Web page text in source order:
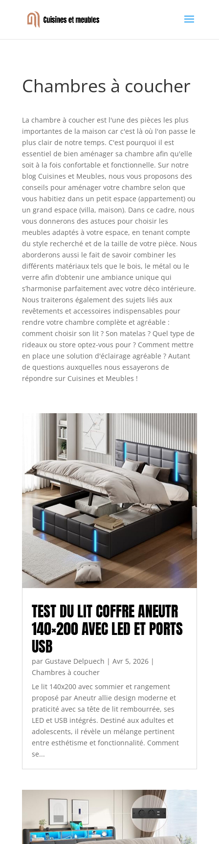
Chambres à coucher
La chambre à coucher est l'une des pièces les plus
importantes de la maison car c'est là où l'on passe le
plus clair de notre temps. C'est pourquoi il est
essentiel de bien aménager sa chambre afin qu'elle
soit à la fois confortable et fonctionnelle. Sur notre
blog Cuisines et Meubles, nous vous proposons des
conseils pour aménager votre chambre selon que
vous habitiez dans un petit espace (appartement) ou
un grand espace (villa, maison). Dans ce cadre, nous
vous donnerons des astuces pour choisir les
meubles adaptés à votre espace, en tenant compte
du style recherché et de la taille de votre pièce. Nous
aborderons aussi le fait de savoir combiner les
différents matériaux tels que le bois, le métal ou le
verre afin d’obtenir une ambiance unique qui
s’harmonise parfaitement avec votre déco intérieure.
Nous traiterons également des sujets liés aux
revêtements et accessoires indispensables pour
rendre votre chambre complète et agréable :
comment choisir son lit ? Son matelas ? Quel type de
rideaux ou store optez-vous pour ? Comment mettre
en place une solution d'éclairage agréable ? Autant
de questions auxquelles nous essayerons de
répondre sur Cuisines et Meubles !
TEST DU LIT COFFRE ANEUTR
140×200 AVEC LED ET PORTS
USB
par Gustave Delpuech | Avr 5, 2026|
Chambres à coucher
Le lit 140x200 avec sommier et rangement
proposé par Aneutr allie design moderne et
praticité avec sa tête de lit rembourrée, ses
LED et USB intégrés. Destiné aux adultes et
adolescents, il révèle un mélange pertinent
entre esthétisme et fonctionnalité. Comment
se...